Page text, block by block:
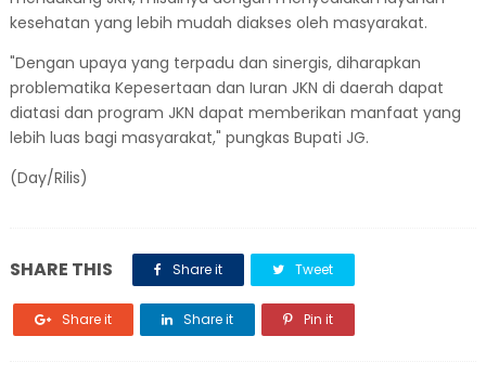
kesehatan yang lebih mudah diakses oleh masyarakat.
"Dengan upaya yang terpadu dan sinergis, diharapkan
problematika Kepesertaan dan Iuran JKN di daerah dapat
diatasi dan program JKN dapat memberikan manfaat yang
lebih luas bagi masyarakat," pungkas Bupati JG.
(Day/Rilis)
SHARE THIS Share it Tweet
Share it Share it Pin it